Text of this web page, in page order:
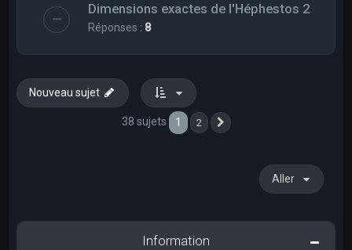
Dimensions exactes de l'Héphestos 2
Réponses : 8
Nouveau sujet
38 sujets 1 2
Aller
Information